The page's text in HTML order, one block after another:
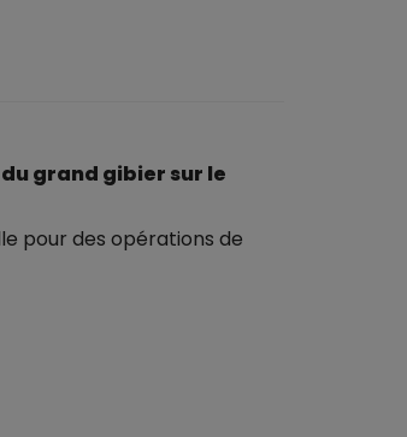
grand gibier sur le
pour des opérations de